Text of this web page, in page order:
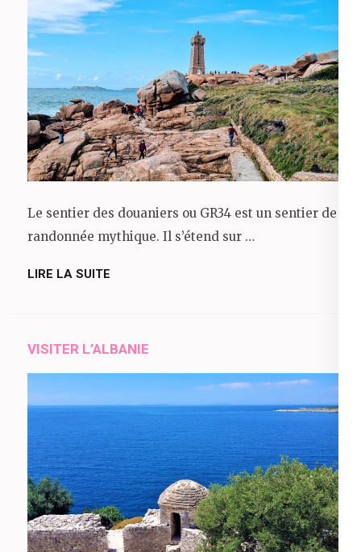
Le sentier des douaniers ou GR34 est un sentier de
randonnée mythique. Il s’étend sur …
LIRE LA SUITE
VISITER L’ALBANIE